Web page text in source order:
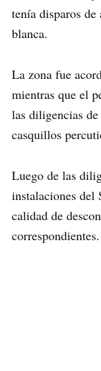
tenía disparos
blanca.
La zona fue
mientras que el
las diligencias
casquillos
Luego de las
instalaciones del
calidad de
correspondientes.